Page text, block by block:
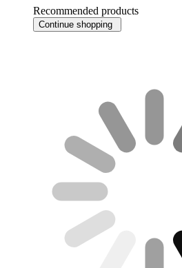
Recommended products
Continue shopping